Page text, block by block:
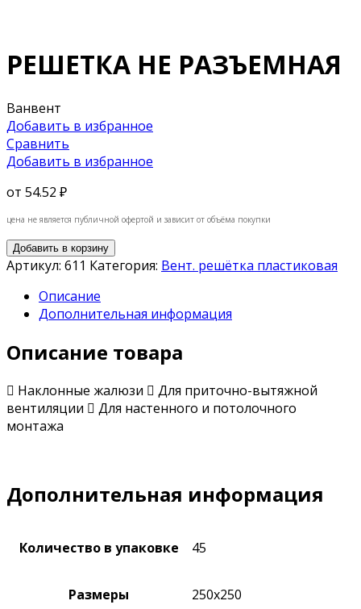
РЕШЕТКА НЕ РАЗЪЕМНАЯ
Ванвент
Добавить в избранное
Сравнить
Добавить в избранное
от 54.52 ₽
цена не является публичной офертой и зависит от объёма покупки
Добавить в корзину
Артикул: 611 Категория: Вент. решётка пластиковая
Описание
Дополнительная информация
Описание товара
 Наклонные жалюзи  Для приточно-вытяжной
вентиляции  Для настенного и потолочного
монтажа
Дополнительная информация
Количество в упаковке 45
Размеры 250х250